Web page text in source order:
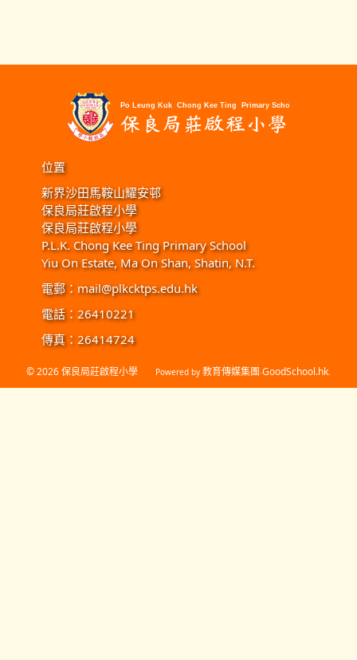
位置
新界沙田馬鞍山耀安邨
保良局莊啟程小學
保良局莊啟程小學
P.L.K. Chong Kee Ting Primary School
Yiu On Estate, Ma On Shan, Shatin, N.T.
電郵： mail@plkcktps.edu.hk
電話：26410221
傳真：26414724
© 2026保良局莊啟程小學 Powered by 教育傳媒集團‧GoodSchool.hk.